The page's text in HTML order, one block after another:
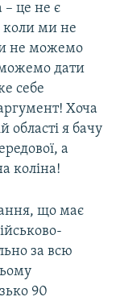
– це не є
коли ми не
не можемо
дати
себе
Хоча
області я бачу
а
коліна!
що має
за всю
90